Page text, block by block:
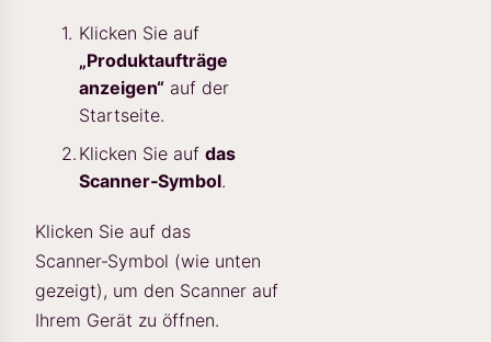
Klicken Sie auf
„Produktaufträge
anzeigen“ auf der
Startseite.
Klicken Sie auf das
Scanner‑Symbol.
Klicken Sie auf das
Scanner‑Symbol (wie unten
gezeigt), um den Scanner auf
Ihrem Gerät zu öffnen.